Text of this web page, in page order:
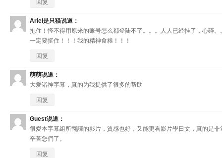
回复
Ariel是只猫说道：
抱住！怪不得用原来的账号怎么都登陆不了。。。人人已经挂了，心碎
一定要挺住！！！我的精神食粮！！！
回复
萌萌说道：
大爱诸神字幕，真的为我提供了很多的帮助
回复
Guest说道：
很愛本字幕組所翻譯的影片，質感也好，又能更看影片學日文，真的是
辛苦您們了。
回复